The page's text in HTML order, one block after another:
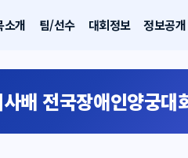
소개 팀/선수 대회정보 정보공개
배 전국장애인양궁대